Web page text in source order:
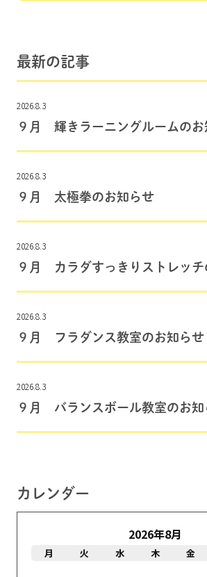
最新の記事
2026.8.3
９月 輝きラーニングルームのお
2026.8.3
９月 太極拳のお知らせ
2026.8.3
９月 カラダすっきりストレッチ
2026.8.3
９月 フラダンス教室のお知らせ
2026.8.3
９月 バランスボール教室のお知
カレンダー
2026年8月
月 火 水 木 金